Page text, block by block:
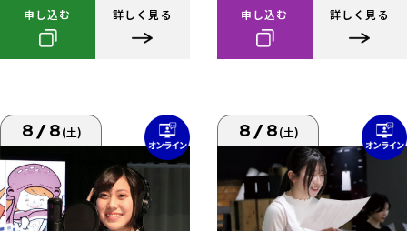
申し込む 詳しく見る 申し込む 詳しく見る
8/8(土) 8/8(土)